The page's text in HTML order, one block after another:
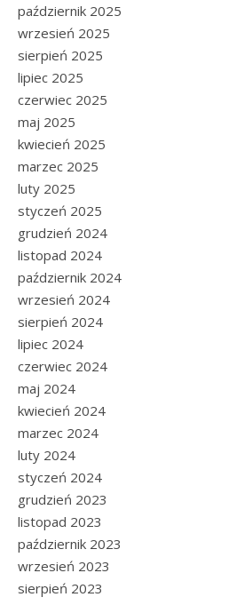
październik 2025
wrzesień 2025
sierpień 2025
lipiec 2025
czerwiec 2025
maj 2025
kwiecień 2025
marzec 2025
luty 2025
styczeń 2025
grudzień 2024
listopad 2024
październik 2024
wrzesień 2024
sierpień 2024
lipiec 2024
czerwiec 2024
maj 2024
kwiecień 2024
marzec 2024
luty 2024
styczeń 2024
grudzień 2023
listopad 2023
październik 2023
wrzesień 2023
sierpień 2023